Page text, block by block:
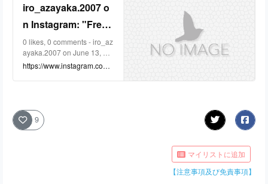
iro_azayaka.2007 o
n Instagram: "Free
Life Colorsという観
光地紹介SNSでもご
紹介させていただき
郡西原町にある、ク
リード西原マリンパ
0 likes, 0 comments - iro_az
ayaka.2007 on June 13, 20
26: "Free Life Colorsという
です！ 昼間は青い海と空、
夕方はオレンジ色の綺麗な
https://www.instagram.com/r
9
マイリストに追加
【注意事項及び免責事項】